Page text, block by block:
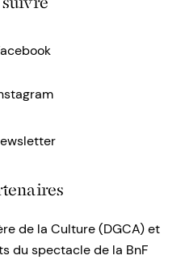
de la Culture (DGCA) et
du spectacle de la BnF